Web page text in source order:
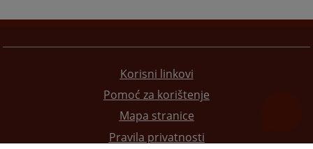
Korisni linkovi
Pomoć za korištenje
Mapa stranice
Pravila privatnosti